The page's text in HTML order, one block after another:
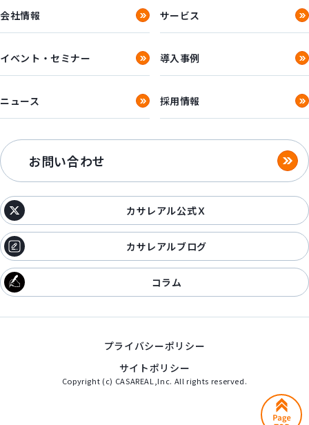
会社情報 サービス
イベント・セミナー 導入事例
ニュース 採用情報
お問い合わせ
カサレアル公式Ｘ
カサレアルブログ
コラム
プライバシーポリシー
サイトポリシー
Copyright (c) CASAREAL,Inc. All rights reserved.